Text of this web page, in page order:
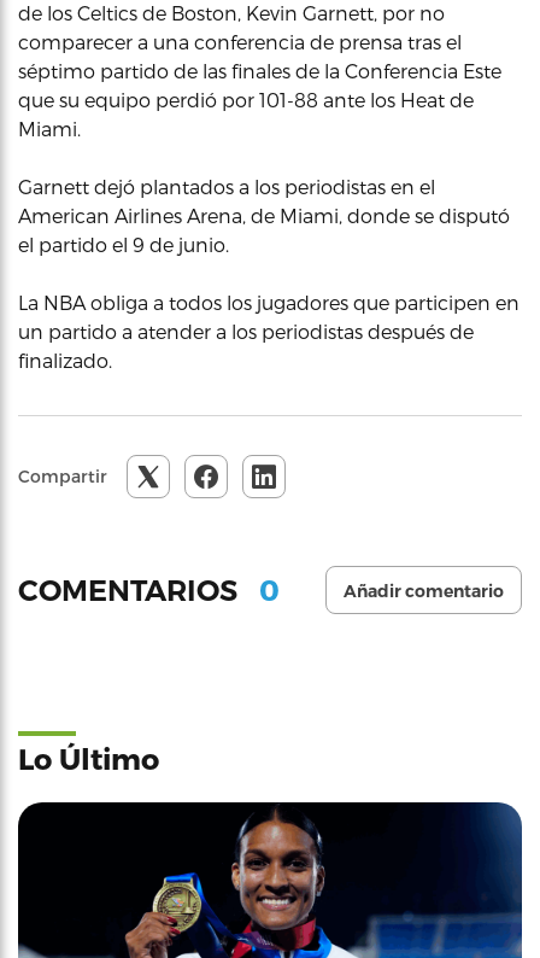
de los Celtics de Boston, Kevin Garnett, por no
comparecer a una conferencia de prensa tras el
séptimo partido de las finales de la Conferencia Este
que su equipo perdió por 101-88 ante los Heat de
Miami.
Garnett dejó plantados a los periodistas en el
American Airlines Arena, de Miami, donde se disputó
el partido el 9 de junio.
La NBA obliga a todos los jugadores que participen en
un partido a atender a los periodistas después de
finalizado.
Compartir
COMENTARIOS 0 Añadir comentario
Lo Último